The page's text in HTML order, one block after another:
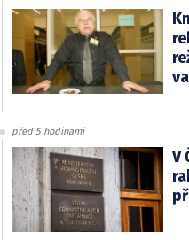
před 5 hodinami
V